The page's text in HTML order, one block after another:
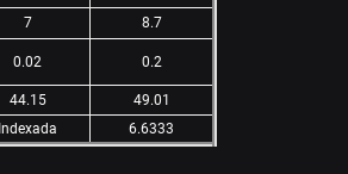
7 8.7
0.02 0.2
44.15
49.01
Indexada 6.6333